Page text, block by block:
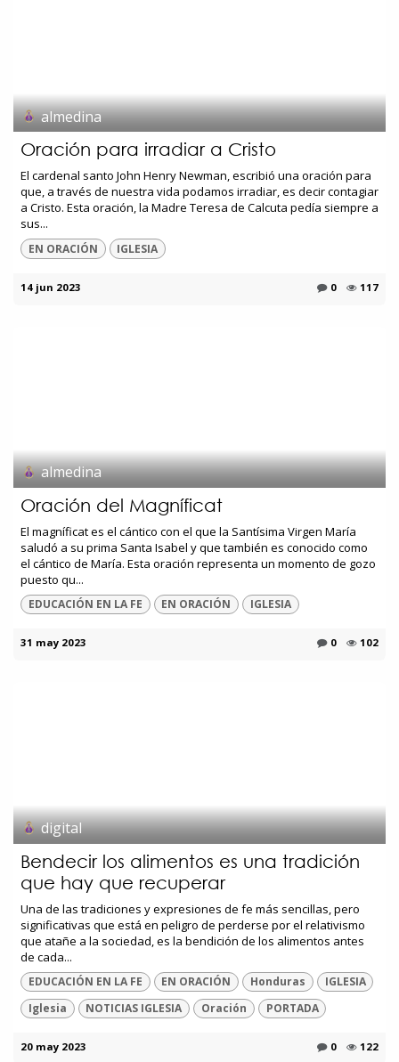
almedina
Oración para irradiar a Cristo
El cardenal santo John Henry Newman, escribió una oración para
que, a través de nuestra vida podamos irradiar, es decir contagiar
a Cristo. Esta oración, la Madre Teresa de Calcuta pedía siempre a
sus...
EN ORACIÓN IGLESIA
14 jun 2023 0 117
almedina
Oración del Magníficat
El magníficat es el cántico con el que la Santísima Virgen María
saludó a su prima Santa Isabel y que también es conocido como
el cántico de María. Esta oración representa un momento de gozo
puesto qu...
EDUCACIÓN EN LA FE EN ORACIÓN IGLESIA
31 may 2023 0 102
digital
Bendecir los alimentos es una tradición
que hay que recuperar
Una de las tradiciones y expresiones de fe más sencillas, pero
significativas que está en peligro de perderse por el relativismo
que atañe a la sociedad, es la bendición de los alimentos antes
de cada...
EDUCACIÓN EN LA FE EN ORACIÓN Honduras
IGLESIA
Iglesia
NOTICIAS IGLESIA Oración PORTADA
20 may 2023 0 122